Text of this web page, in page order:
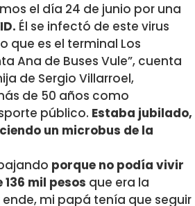
el día 24 de junio por una
Él se infectó de este virus
que es el terminal Los
Ana de Buses Vule”, cuenta
de Sergio Villarroel,
de 50 años como
público. Estaba jubilado,
un microbus de la
porque no podía vivir
mil pesos que era la
ende, mi papá tenía que seguir